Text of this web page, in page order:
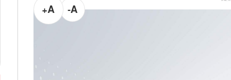
A-
A+